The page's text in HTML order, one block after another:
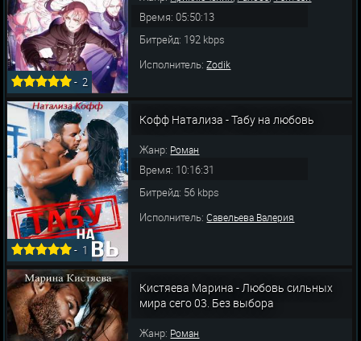
-2
Время: 05:50:13
Битрейд: 192 kbps
Исполнитель:Zodik
- 1
Кофф Натализа - Табу на любовь
Жанр: Роман
Время: 10:16:31
Битрейд: 56 kbps
Исполнитель:Савельева Валерия
Кистяева Марина - Любовь сильных
мира сего 03. Без выбора
Жанр: Роман